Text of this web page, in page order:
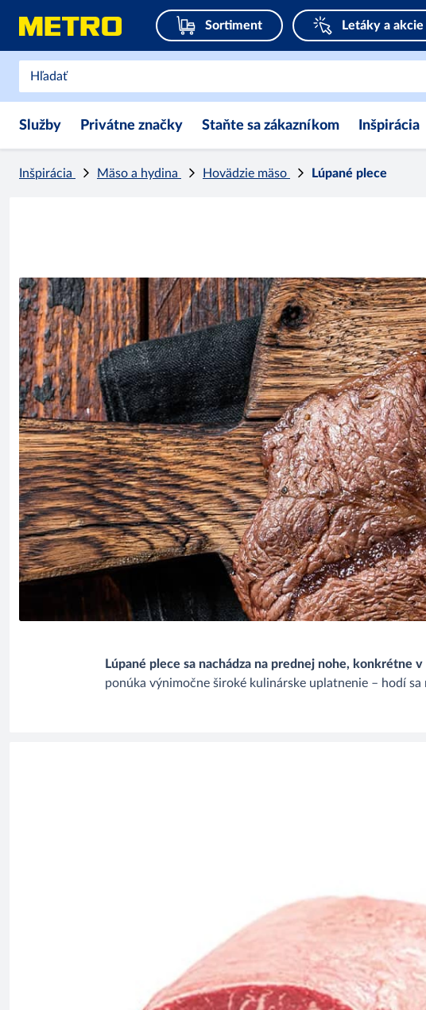
Sortiment Letáky a akcie
Služby Privátne značky Staňte sa zákazníkom Inšpirácia
Inšpirácia Mäso a hydina Hovädzie mäso Lúpané plece
Lúpané plece sa nachádza na prednej nohe, konkrétne
ponúka výnimočne široké kulinárske uplatnenie – hodí sa